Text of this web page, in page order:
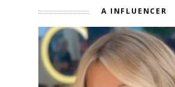
A INFLUENCER